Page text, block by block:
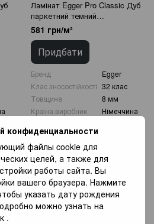
конфиденциальности
файлы cookie для
целей, а также для
работы сайта. Вы
вашего браузера. Нажмите
указать дату рождения
можно узнать на
.
Ламінат Egger Pro Classic Дуб
паркетний темний
EPL019.366795
581 грн/м²
Придбати
Бренд
Egger
Клас зносостійкості 32 клас
Товщина
8 мм
Країна виробник
Німеччина